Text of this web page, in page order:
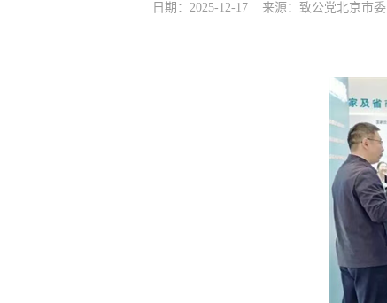
日期：2025-12-17 来源：致公党北京市委